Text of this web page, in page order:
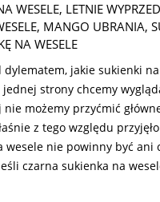
WESELE, LETNIE
, MANGO UBRANIA,
NA WESELE
dylematem, jakie sukienki
strony chcemy
możemy przyćmić
z tego względu
wesele nie powinny być ani
czarna sukienka na